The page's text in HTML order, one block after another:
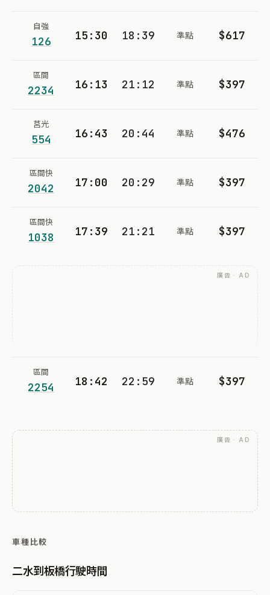
自強
126 15:30 18:39 準點 $617
區間
2234 16:13 21:12 準點 $397
莒光
554 16:43 20:44 準點 $476
區間快
2042 17:00 20:29 準點 $397
區間快
1038 17:39 21:21 準點 $397
廣告 · AD
區間
2254 18:42 22:59 準點 $397
廣告 · AD
車種比較
二水到板橋行駛時間